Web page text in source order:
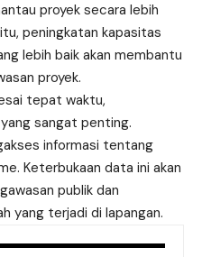
proyek secara lebih
peningkatan kapasitas
lebih baik akan membantu
proyek.
tepat waktu,
sangat penting.
informasi tentang
Keterbukaan data ini akan
publik dan
yang terjadi di lapangan.